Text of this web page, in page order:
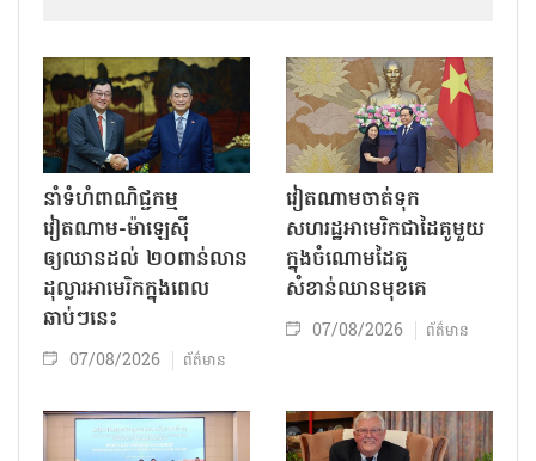
នាំទំហំពាណិជ្ជកម្ម
វៀតណាម-ម៉ាឡេស៊ី
ឲ្យឈានដល់ ២០ពាន់លាន
ដុល្លារអាមេរិកក្នុងពេល
ឆាប់ៗនេះ
07/08/2026 ព័ត៌មាន
វៀតណាមចាត់ទុក
សហរដ្ឋអាមេរិកជាដៃគូមួយ
ក្នុងចំណោមដៃគូ
សំខាន់ឈានមុខគេ
07/08/2026 ព័ត៌មាន